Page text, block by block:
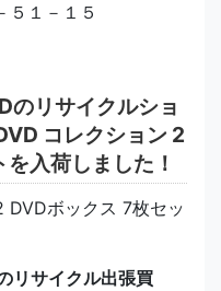
５１－１５
のリサイクルショ
コレクション 2
入荷しました！
リサイクル出張買